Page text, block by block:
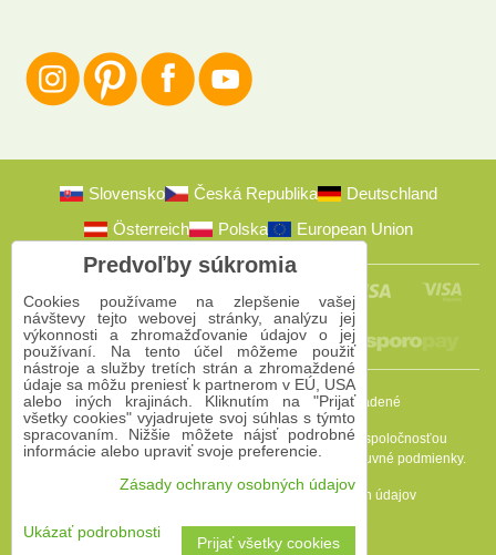
Slovensko Česká Republika
Deutschland
Österreich
Polska European Union
2009-2026 © Bomba s.r.o.Všetky práva vyhradené
Táto stránka je chránená programom reCAPTCHA a spoločnosťou
Google. PlatiaPravidlá ochrany osobných údajov Zmluvné podmienky.
Predvoľby súkromia
Zásady ochrany osobných údajov
Vytvorené pomocou:BiznisWeb.sk
Predvoľby súkromia
Cookies používame na zlepšenie vašej
návštevy tejto webovej stránky, analýzu jej
výkonnosti a zhromažďovanie údajov o jej
používaní. Na tento účel môžeme použiť
nástroje a služby tretích strán a zhromaždené
údaje sa môžu preniesť k partnerom v EÚ, USA
alebo iných krajinách. Kliknutím na "Prijať
všetky cookies" vyjadrujete svoj súhlas s týmto
spracovaním. Nižšie môžete nájsť podrobné
informácie alebo upraviť svoje preferencie.
Zásady ochrany osobných údajov
Ukázať podrobnosti
Prijať všetky cookies